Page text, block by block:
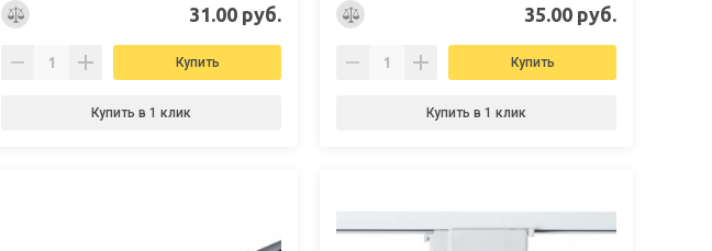
31.00 руб.
Купить
Купить в 1 клик
35.00 руб.
Купить
Купить в 1 клик